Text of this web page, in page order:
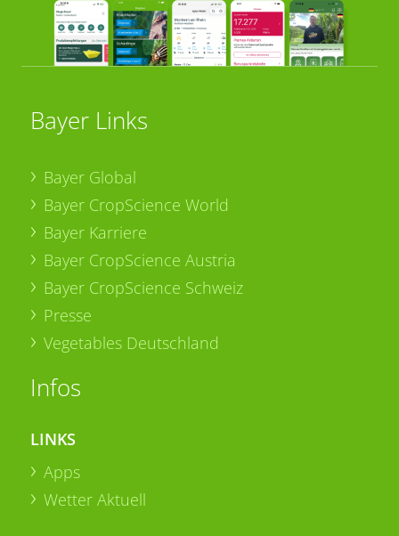
Bayer Links
Bayer Global
Bayer CropScience World
Bayer Karriere
Bayer CropScience Austria
Bayer CropScience Schweiz
Presse
Vegetables Deutschland
Infos
LINKS
Apps
Wetter Aktuell